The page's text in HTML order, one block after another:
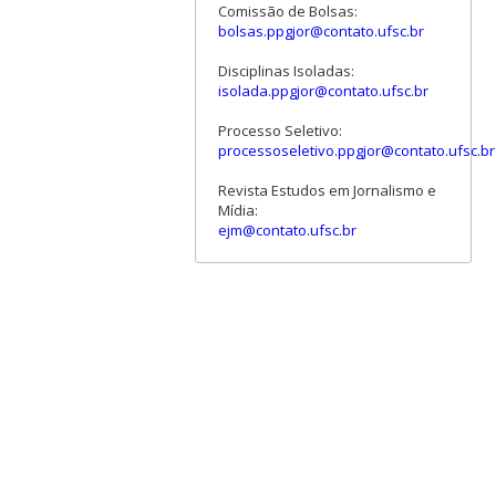
Comissão de Bolsas:
bolsas.ppgjor@contato.ufsc.br
Disciplinas Isoladas:
isolada.ppgjor@contato.ufsc.br
Processo Seletivo:
processoseletivo.ppgjor@contato.ufsc.br
Revista Estudos em Jornalismo e
Mídia:
ejm@contato.ufsc.br